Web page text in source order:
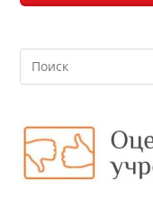
Search
this